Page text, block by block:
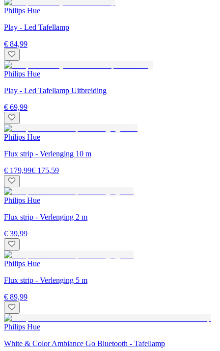
Philips Hue
Play - Led Tafellamp
€ 84,99
Philips Hue
Play - Led Tafellamp Uitbreiding
€ 69,99
Philips Hue
Flux strip - Verlenging 10 m
€ 179,99€ 175,59
Philips Hue
Flux strip - Verlenging 2 m
€ 39,99
Philips Hue
Flux strip - Verlenging 5 m
€ 89,99
Philips Hue
White & Color Ambiance Go Bluetooth - Tafellamp